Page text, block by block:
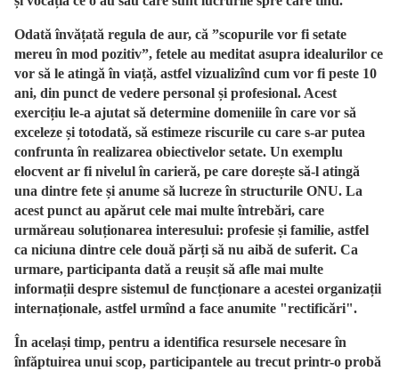
Odată învățată regula de aur, că ”scopurile vor fi setate
mereu în mod pozitiv”, fetele au meditat asupra idealurilor ce
vor să le atingă în viață, astfel vizualizînd cum vor fi peste 10
ani, din punct de vedere personal și profesional. Acest
exercițiu le-a ajutat să determine domeniile în care vor să
exceleze și totodată, să estimeze riscurile cu care s-ar putea
confrunta în realizarea obiectivelor setate. Un exemplu
elocvent ar fi nivelul în carieră, pe care dorește să-l atingă
una dintre fete și anume să lucreze în structurile ONU. La
acest punct au apărut cele mai multe întrebări, care
urmăreau soluționarea interesului: profesie și familie, astfel
ca niciuna dintre cele două părți să nu aibă de suferit. Ca
urmare, participanta dată a reușit să afle mai multe
informații despre sistemul de funcționare a acestei organizații
internaționale, astfel urmînd a face anumite "rectificări".
În același timp, pentru a identifica resursele necesare în
înfăptuirea unui scop, participantele au trecut printr-o probă